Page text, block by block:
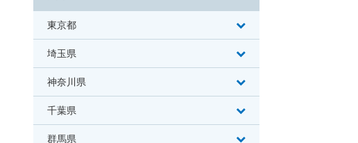
東京都
埼玉県
神奈川県
千葉県
群馬県